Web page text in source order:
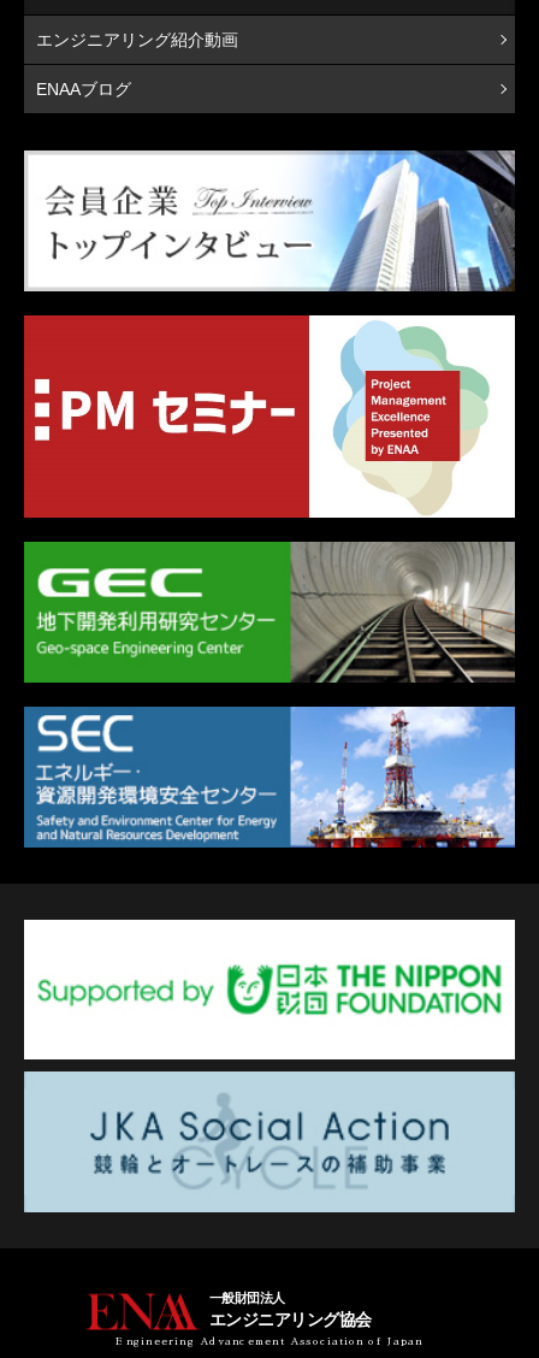
エンジニアリング紹介動画
ENAAブログ
一般財団法人
エンジニアリング協会
Engineering Advancement Association of Japan